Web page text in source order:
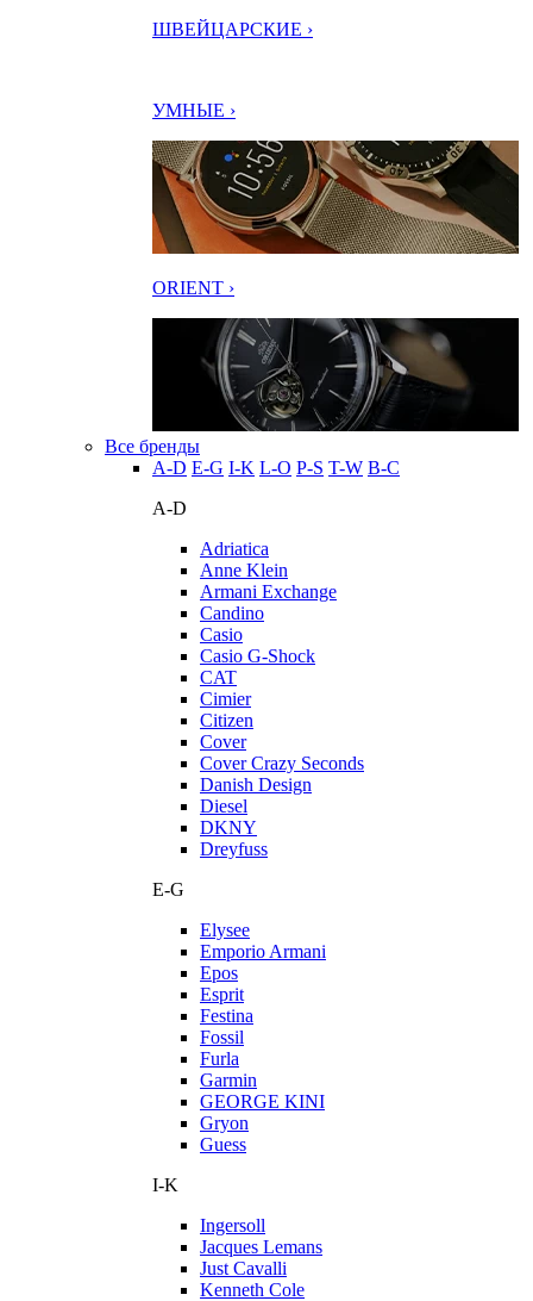
ШВЕЙЦАРСКИЕ ›
УМНЫЕ ›
ORIENT ›
Все бренды
A-D E-G I-K L-O P-S T-W В-С
A-D
Adriatica
Anne Klein
Armani Exchange
Candino
Casio
Casio G-Shock
CAT
Cimier
Citizen
Cover
Cover Crazy Seconds
Danish Design
Diesel
DKNY
Dreyfuss
E-G
Elysee
Emporio Armani
Epos
Esprit
Festina
Fossil
Furla
Garmin
GEORGE KINI
Gryon
Guess
I-K
Ingersoll
Jacques Lemans
Just Cavalli
Kenneth Cole